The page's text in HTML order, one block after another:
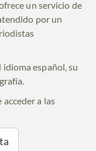
un servicio de
por un
español, su
acceder a las